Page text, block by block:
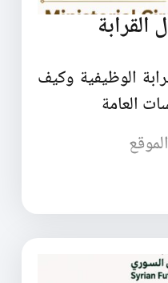
القرابة
الوظيفية وكيف
العامة